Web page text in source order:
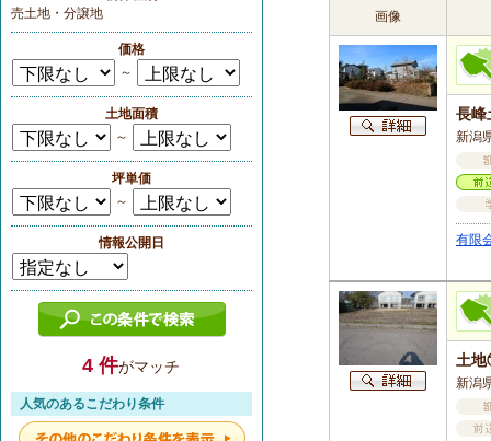
画像
長峰
新潟
有限
土
新潟
売土地・分譲地
価格
～
土地面積
～
坪単価
～
情報公開日
4 件がマッチ
人気のあるこだわり条件